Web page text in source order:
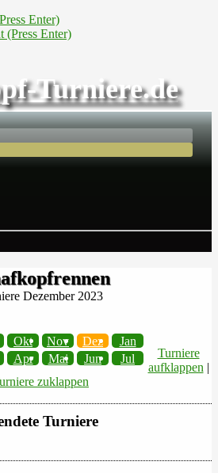
Enter)
(Press Enter)
Turniere.de
Dezember 2023
Okt Nov Dez
Jan
Apr Mai Jun Jul
Turniere
aufklappen |
zuklappen
Turniere